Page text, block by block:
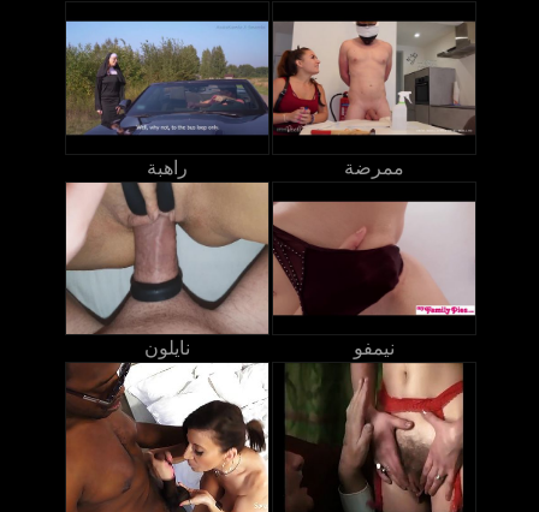
راهبة ممرضة
نايلون نيمفو